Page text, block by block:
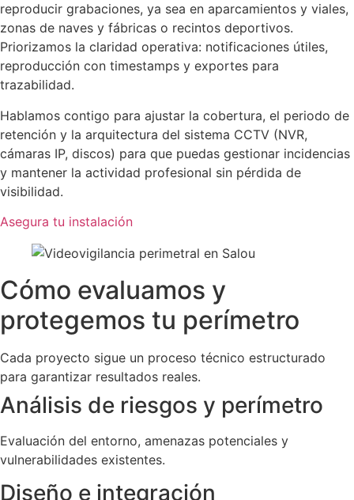
reproducir grabaciones, ya sea en aparcamientos y viales,
zonas de naves y fábricas o recintos deportivos.
Priorizamos la claridad operativa: notificaciones útiles,
reproducción con timestamps y exportes para
trazabilidad.
Hablamos contigo para ajustar la cobertura, el periodo de
retención y la arquitectura del sistema CCTV (NVR,
cámaras IP, discos) para que puedas gestionar incidencias
y mantener la actividad profesional sin pérdida de
visibilidad.
Asegura tu instalación
Cómo evaluamos y
protegemos tu perímetro
Cada proyecto sigue un proceso técnico estructurado
para garantizar resultados reales.
Análisis de riesgos y perímetro
Evaluación del entorno, amenazas potenciales y
vulnerabilidades existentes.
Diseño e integración